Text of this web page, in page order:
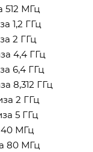
512 МГц
1,2 ГГц
2 ГГц
4,4 ГГц
6,4 ГГц
8,312 ГГц
2 ГГц
5 ГГц
40 МГц
80 МГц